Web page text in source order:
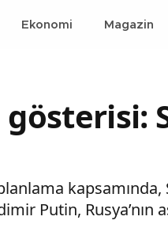
Ekonomi Magazin
Putin,